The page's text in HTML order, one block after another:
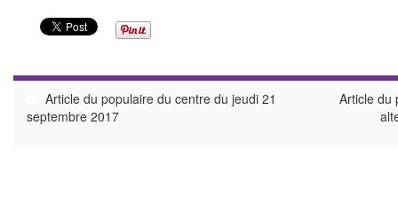
Article du populaire du centre du jeudi 21
septembre 2017
Article du